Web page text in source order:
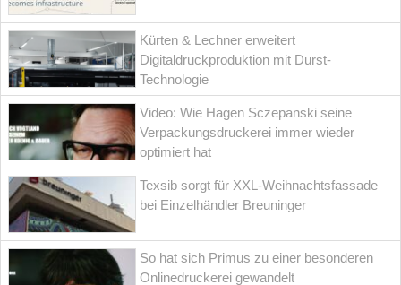
Kürten & Lechner erweitert
Digitaldruckproduktion mit Durst-
Technologie
Video: Wie Hagen Sczepanski seine
Verpackungsdruckerei immer wieder
optimiert hat
Texsib sorgt für XXL-Weihnachtsfassade
bei Einzelhändler Breuninger
So hat sich Primus zu einer besonderen
Onlinedruckerei gewandelt